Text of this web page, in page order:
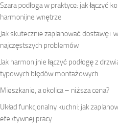
Szara podłoga w praktyce: jak łączyć
harmonijne wnętrze
Jak skutecznie zaplanować dostawę i
najczęstszych problemów
Jak harmonijnie łączyć podłogę z
typowych błędów montażowych
Mieszkanie, a okolica – niższa cena?
Układ funkcjonalny kuchni: jak
efektywnej pracy